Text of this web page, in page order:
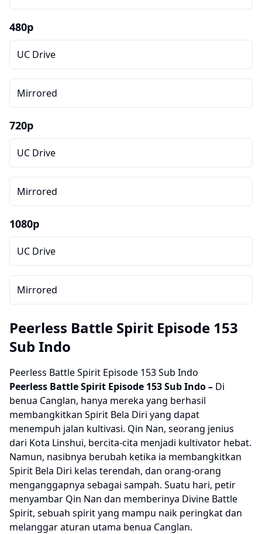
480p
UC Drive
Mirrored
720p
UC Drive
Mirrored
1080p
UC Drive
Mirrored
Peerless Battle Spirit Episode 153
Sub Indo
Peerless Battle Spirit Episode 153 Sub Indo
Peerless Battle Spirit Episode 153 Sub Indo – Di
benua Canglan, hanya mereka yang berhasil
membangkitkan Spirit Bela Diri yang dapat
menempuh jalan kultivasi. Qin Nan, seorang jenius
dari Kota Linshui, bercita-cita menjadi kultivator hebat.
Namun, nasibnya berubah ketika ia membangkitkan
Spirit Bela Diri kelas terendah, dan orang-orang
menganggapnya sebagai sampah. Suatu hari, petir
menyambar Qin Nan dan memberinya Divine Battle
Spirit, sebuah spirit yang mampu naik peringkat dan
melanggar aturan utama benua Canglan.